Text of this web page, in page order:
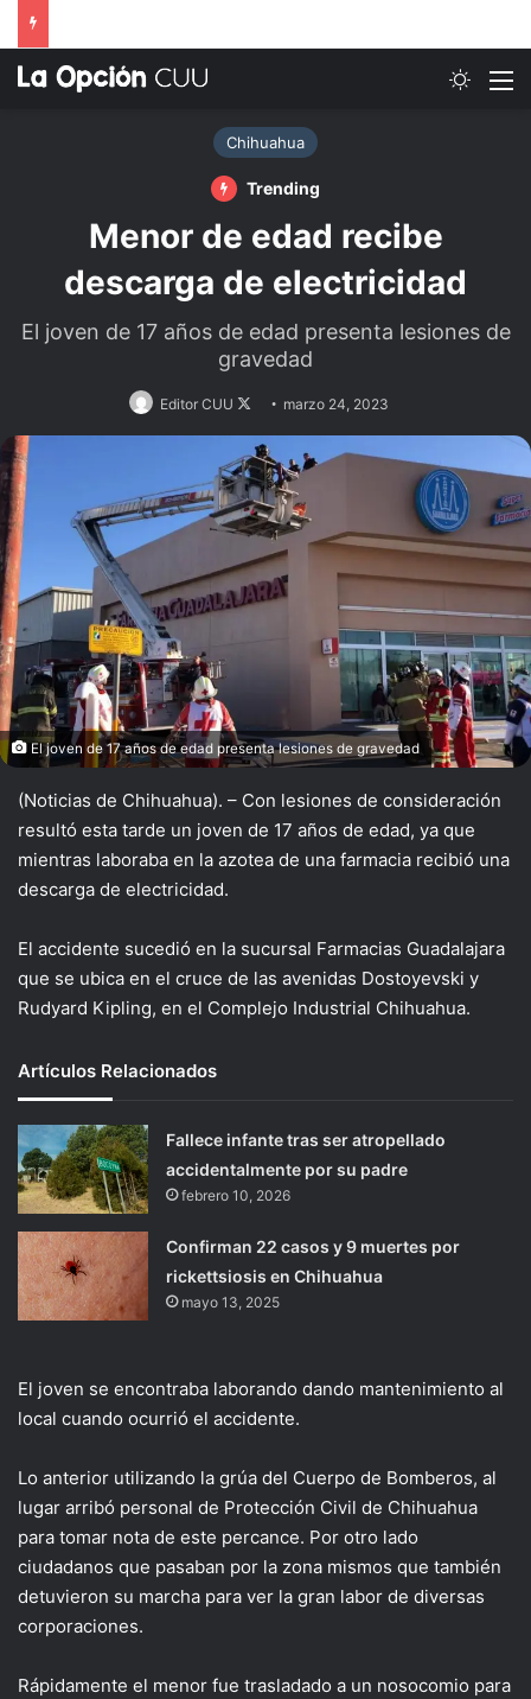
Chihuahua
Trending
Menor de edad recibe
descarga de electricidad
El joven de 17 años de edad presenta lesiones de
gravedad
Editor CUU
Follow
on
X
marzo 24, 2023
El joven de 17 años de edad presenta lesiones de gravedad
(Noticias de Chihuahua). – Con lesiones de consideración
resultó esta tarde un joven de 17 años de edad, ya que
mientras laboraba en la azotea de una farmacia recibió una
descarga de electricidad.
El accidente sucedió en la sucursal Farmacias Guadalajara
que se ubica en el cruce de las avenidas Dostoyevski y
Rudyard Kipling, en el Complejo Industrial Chihuahua.
Artículos Relacionados
Fallece infante tras ser atropellado
accidentalmente por su padre
febrero 10, 2026
Confirman 22 casos y 9 muertes por
rickettsiosis en Chihuahua
mayo 13, 2025
El joven se encontraba laborando dando mantenimiento al
local cuando ocurrió el accidente.
Lo anterior utilizando la grúa del Cuerpo de Bomberos, al
lugar arribó personal de Protección Civil de Chihuahua
para tomar nota de este percance. Por otro lado
ciudadanos que pasaban por la zona mismos que también
detuvieron su marcha para ver la gran labor de diversas
corporaciones.
Rápidamente el menor fue trasladado a un nosocomio para